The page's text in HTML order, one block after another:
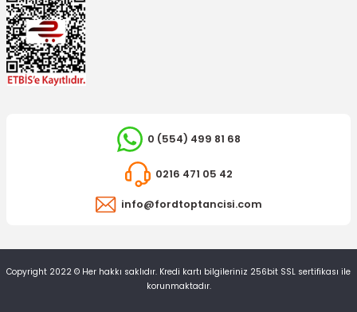
Rot Başı Ranger Dış 4X4
0 (554) 499 81 68
0216 471 05 42
info@fordtoptancisi.com
Copyright 2022 © Her hakkı saklıdır. Kredi kartı bilgileriniz 256bit SSL sertifikası ile
korunmaktadır.